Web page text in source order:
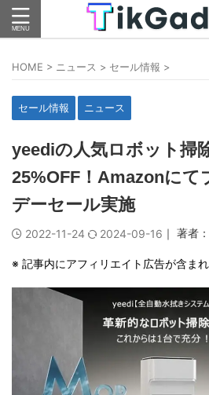
HOME > ニュース > セール情報 >
セール情報 ニュース
yeediの人気ロボット掃
25%OFF！Amazonにて
デーセール実施
2022-11-24 2024-09-16 ｜ 著者：
※ 記事内にアフィリエイト広告が含ま